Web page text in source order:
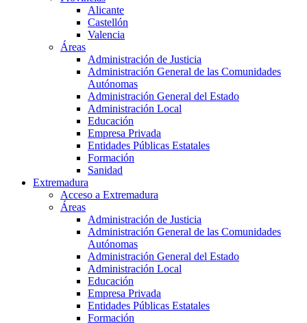
Alicante
Castellón
Valencia
Áreas
Administración de Justicia
Administración General de las Comunidades
Autónomas
Administración General del Estado
Administración Local
Educación
Empresa Privada
Entidades Públicas Estatales
Formación
Sanidad
Extremadura
Acceso a Extremadura
Áreas
Administración de Justicia
Administración General de las Comunidades
Autónomas
Administración General del Estado
Administración Local
Educación
Empresa Privada
Entidades Públicas Estatales
Formación